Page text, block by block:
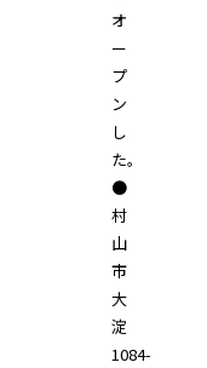
オ
ー
プ
ン
し
た。
●
村
山
市
大
淀
1084-